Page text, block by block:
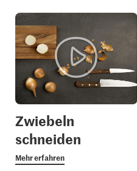
Zwiebeln
schneiden
Mehr erfahren